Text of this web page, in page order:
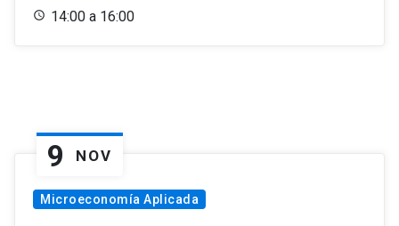
14:00 a 16:00
9 NOV
Microeconomía Aplicada